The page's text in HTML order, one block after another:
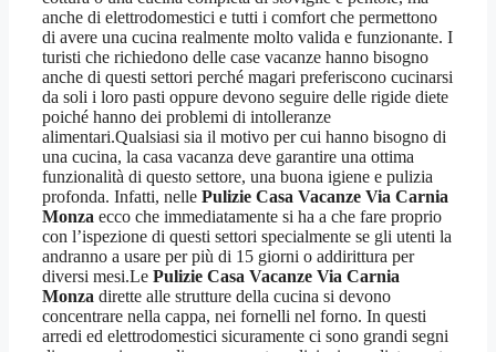
anche di elettrodomestici e tutti i comfort che permettono
di avere una cucina realmente molto valida e funzionante. I
turisti che richiedono delle case vacanze hanno bisogno
anche di questi settori perché magari preferiscono cucinarsi
da soli i loro pasti oppure devono seguire delle rigide diete
poiché hanno dei problemi di intolleranze
alimentari.Qualsiasi sia il motivo per cui hanno bisogno di
una cucina, la casa vacanza deve garantire una ottima
funzionalità di questo settore, una buona igiene e pulizia
profonda. Infatti, nelle Pulizie Casa Vacanze Via Carnia
Monza ecco che immediatamente si ha a che fare proprio
con l’ispezione di questi settori specialmente se gli utenti la
andranno a usare per più di 15 giorni o addirittura per
diversi mesi.Le Pulizie Casa Vacanze Via Carnia
Monza dirette alle strutture della cucina si devono
concentrare nella cappa, nei fornelli nel forno. In questi
arredi ed elettrodomestici sicuramente ci sono grandi segni